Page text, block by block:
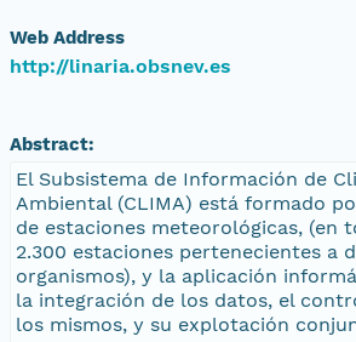
Web Address
http://linaria.obsnev.es
Abstract:
El Subsistema de Información de
Ambiental (CLIMA) está formado
de estaciones meteorológicas, (en
2.300 estaciones pertenecientes a
organismos), y la aplicación
la integración de los datos, el
los mismos, y su explotación